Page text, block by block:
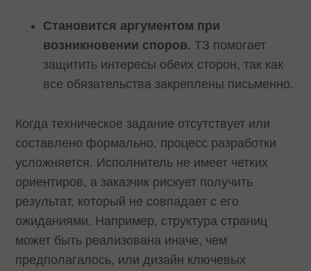
Становится аргументом при
возникновении споров. ТЗ помогает
защитить интересы обеих сторон, так как
все обязательства закреплены письменно.
Когда техническое задание отсутствует или
составлено формально, процесс разработки
усложняется. Исполнитель не имеет четких
ориентиров, а заказчик рискует получить
результат, который не совпадает с его
ожиданиями. Например, структура страниц
может быть реализована иначе, чем
предполагалось, или дизайн ключевых